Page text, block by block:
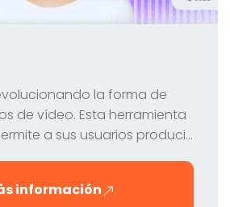
la forma de
de vídeo. Esta herramienta
a sus usuarios producir
las características,
información